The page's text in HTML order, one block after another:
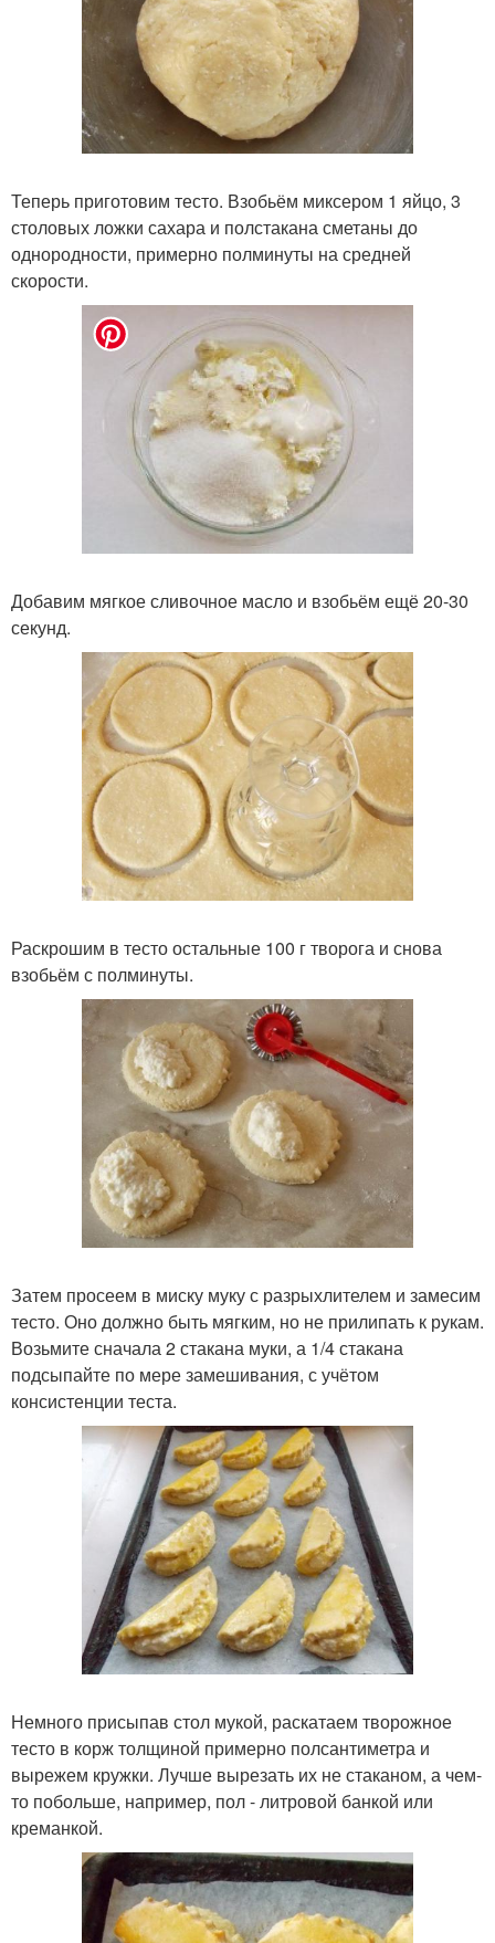
Теперь приготовим тесто. Взобьём миксером 1 яйцо, 3
столовых ложки сахара и полстакана сметаны до
однородности, примерно полминуты на средней
скорости.
Добавим мягкое сливочное масло и взобьём ещё 20-30
секунд.
Раскрошим в тесто остальные 100 г творога и снова
взобьём с полминуты.
Затем просеем в миску муку с разрыхлителем и замесим
тесто. Оно должно быть мягким, но не прилипать к рукам.
Возьмите сначала 2 стакана муки, а 1/4 стакана
подсыпайте по мере замешивания, с учётом
консистенции теста.
Немного присыпав стол мукой, раскатаем творожное
тесто в корж толщиной примерно полсантиметра и
вырежем кружки. Лучше вырезать их не стаканом, а чем-
то побольше, например, пол - литровой банкой или
креманкой.